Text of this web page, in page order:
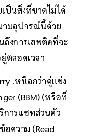
เป็นสิ่งที่ขาดไม่ได้
ามอุปกรณ์นี้ด้วย
ถึงการเสพติดที่จะ
ตลอดเวลา
เหนือกว่าคู่แข่ง
(BBM) (หรือที่
การแชทส่วนตัว
ความ (Read